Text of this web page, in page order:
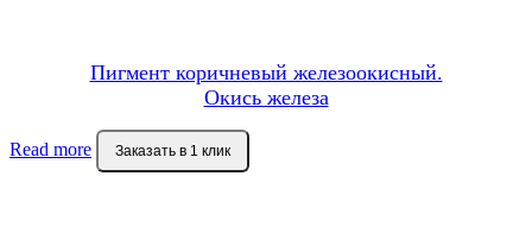
Пигмент коричневый железоокисный.
Окись железа
Read more Заказать в 1 клик